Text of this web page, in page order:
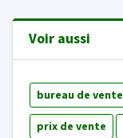
Voir aussi
bureau de vente
prix de vente